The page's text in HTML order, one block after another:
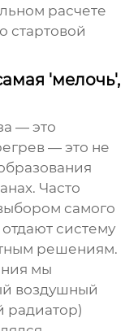
расчете
стартовой
'мелочь',
— это
— это не
Часто
самого
отдают систему
решениям.
мы
воздушный
радиатор)